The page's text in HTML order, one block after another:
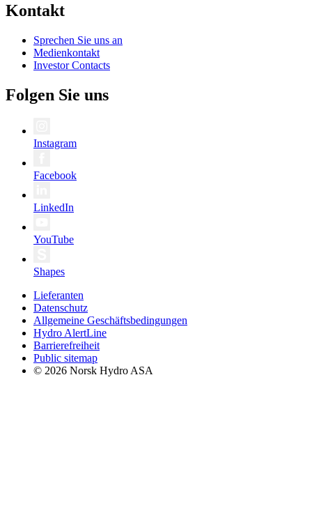
Kontakt
Sprechen Sie uns an
Medienkontakt
Investor Contacts
Folgen Sie uns
Instagram
Facebook
LinkedIn
YouTube
Shapes
Lieferanten
Datenschutz
Allgemeine Geschäftsbedingungen
Hydro AlertLine
Barrierefreiheit
Public sitemap
© 2026 Norsk Hydro ASA